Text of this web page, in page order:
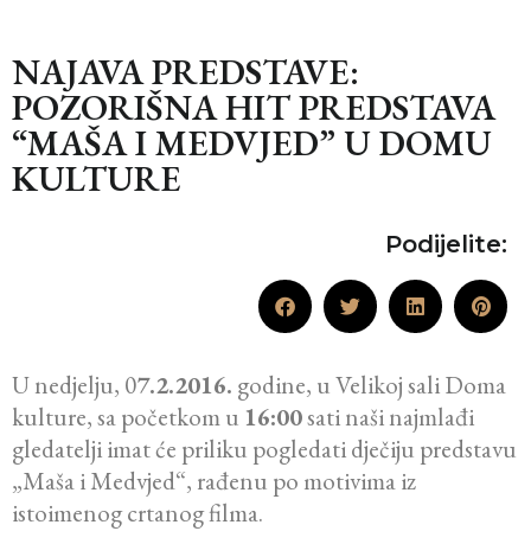
NAJAVA PREDSTAVE:
POZORIŠNA HIT PREDSTAVA
“MAŠA I MEDVJED” U DOMU
KULTURE
Podijelite:
U nedjelju, 07.2.2016. godine, u Velikoj sali Doma
kulture, sa početkom u 16:00sati naši najmlađi
gledatelji imat će priliku pogledati dječiju predstavu
„Maša i Medvjed“, rađenu po motivima iz
istoimenog crtanog filma.